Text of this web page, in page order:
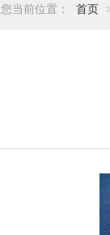
您当前位置： 首页